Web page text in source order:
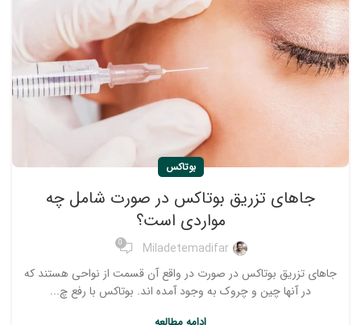
بوتاکس
جاهای تزریق بوتاکس در صورت شامل چه
مواردی است؟
Miladetemadifar
0
جاهای تزریق بوتاکس در صورت در واقع آن قسمت از نواحی هستند که
در آنها چین و چروک به وجود آمده اند. بوتاکس با رفع چ...